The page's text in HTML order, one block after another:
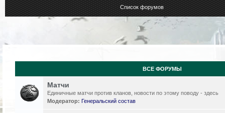
Список форумов
ВСЕ ФОРУМЫ
Матчи
Единичные матчи против кланов, новости по этому поводу - здесь
Модератор: Генеральский состав